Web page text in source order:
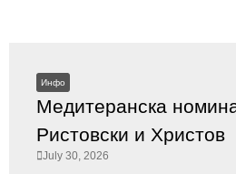
Инфо
Медитеранска
Ристовски и Христов
July 30, 2026